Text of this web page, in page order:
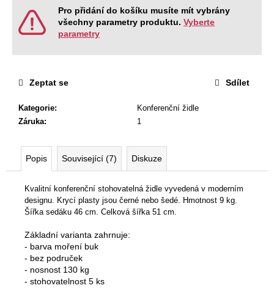
Pro přidání do košíku musíte mít vybrány
všechny parametry produktu. Vyberte
parametry
Kategorie:
Konferenční židle
Záruka: 1
Zeptat se Sdílet
Popis Související (7) Diskuze
Kvalitní konferenční stohovatelná židle vyvedená v moderním
designu. Krycí plasty jsou černé nebo šedé. Hmotnost 9 kg.
Šířka sedáku 46 cm. Celková šířka 51 cm.
Základní varianta zahrnuje:
- barva moření buk
- bez područek
- nosnost 130 kg
- stohovatelnost 5 ks